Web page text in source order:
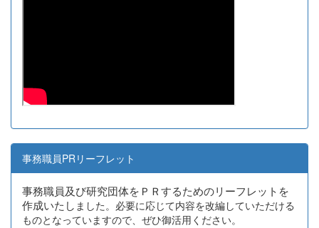
事務職員PRリーフレット
事務職員及び研究団体をＰＲするためのリーフレットを
作成いたし ました。必要に応じて内容を改編していただける
ものとなっていますので、ぜひ御活用ください。